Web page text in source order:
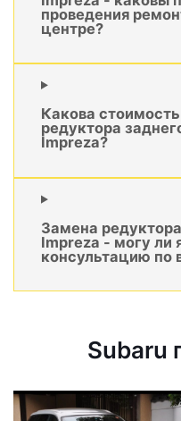
проведения
центре?
Какова
редуктора
Impreza?
Замена
Impreza - могу ли
консультацию по
Subaru